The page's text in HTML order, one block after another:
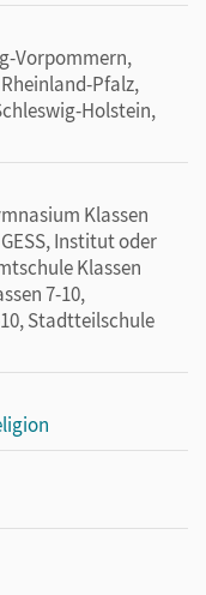
Vorpommern,
Pfalz,
Holstein,
Klassen
Institut oder
Klassen
7-10,
Stadtteilschule